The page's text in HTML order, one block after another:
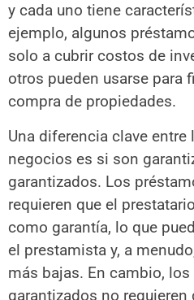
y cada uno tiene
ejemplo, algunos
solo a cubrir costos de
otros pueden usarse para
compra de propiedades.
Una diferencia clave
negocios es si son
garantizados. Los
requieren que el
como garantía, lo que
el prestamista y, a
más bajas. En cambio,
garantizados no requieren